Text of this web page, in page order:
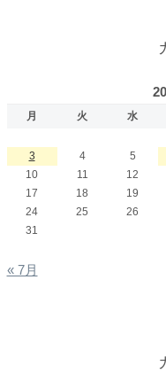
月 火 水
3
4 5
10
11 12
17
18 19
24
25 26
31
« 7月